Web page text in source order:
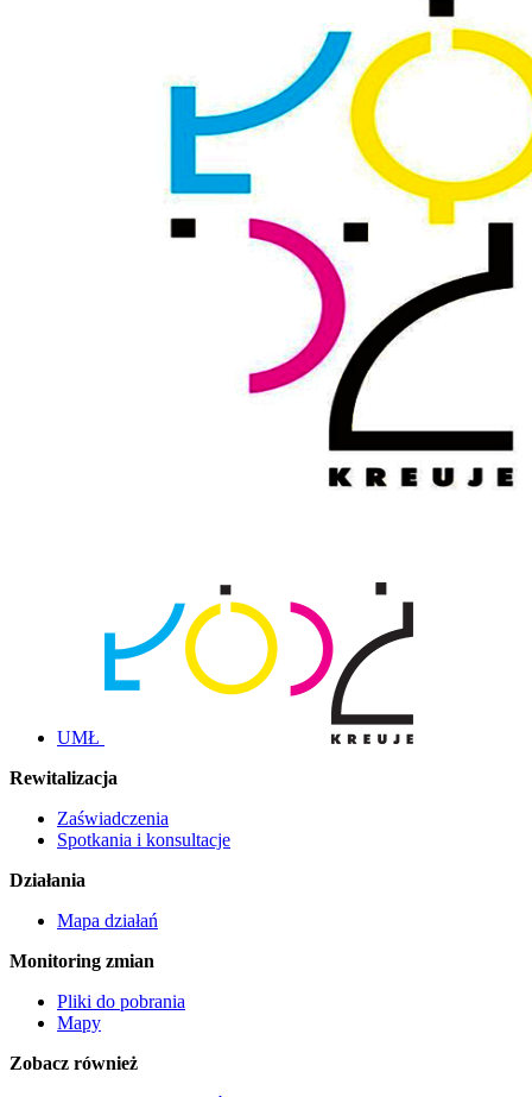
UMŁ
Rewitalizacja
Zaświadczenia
Spotkania i konsultacje
Działania
Mapa działań
Monitoring zmian
Pliki do pobrania
Mapy
Zobacz również